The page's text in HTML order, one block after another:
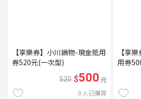
【享樂券】小川鍋物-現金抵用
券520元(一次型)
520 $500元
0 人已購買
【享
用券